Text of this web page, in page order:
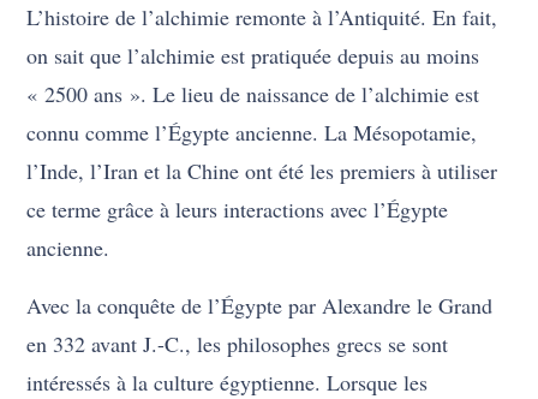
L’histoire de l’alchimie remonte à l’Antiquité. En fait,
on sait que l’alchimie est pratiquée depuis au moins
« 2500 ans ». Le lieu de naissance de l’alchimie est
connu comme l’Égypte ancienne. La Mésopotamie,
l’Inde, l’Iran et la Chine ont été les premiers à utiliser
ce terme grâce à leurs interactions avec l’Égypte
ancienne.
Avec la conquête de l’Égypte par Alexandre le Grand
en 332 avant J.-C., les philosophes grecs se sont
intéressés à la culture égyptienne. Lorsque les